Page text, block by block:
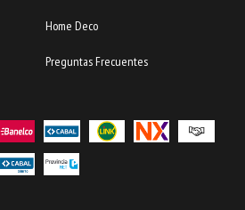
Home Deco
Preguntas Frecuentes